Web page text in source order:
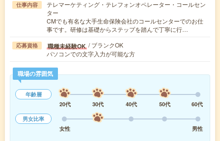
仕事内容
テレマーケティング・テレフォンオペレーター・コールセン
ター
CMでも有名な大手生命保険会社のコールセンターでのお仕
事です。研修は基礎からステップを踏んで丁寧に行…
応募資格 職種未経験OK / ブランクOK
パソコンでの文字入力が可能な方
職場の雰囲気
年齢層
20代
30代 40代 50代
60代
男女比率
女性
男性